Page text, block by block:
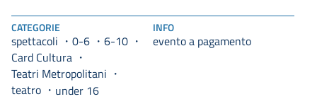
CATEGORIE
spettacoli 0-6
6-10
Card Cultura
Teatri Metropolitani
teatro
under 16
INFO
evento a pagamento